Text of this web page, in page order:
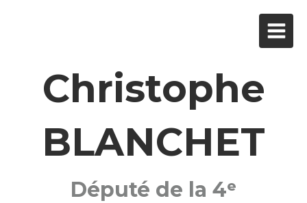
Christophe
BLANCHET
Député de la 4ᵉ